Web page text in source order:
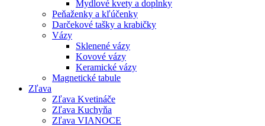
Mydlové kvety a doplnky
Peňaženky a kľúčenky
Darčekové tašky a krabičky
Vázy
Sklenené vázy
Kovové vázy
Keramické vázy
Magnetické tabule
Zľava
Zľava Kvetináče
Zľava Kuchyňa
Zľava VIANOCE